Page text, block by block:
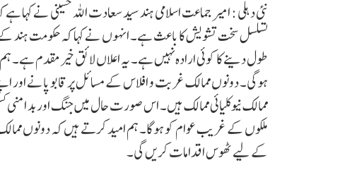
نئی دہلی : امیر جماعت اسلامی ہند سید سعادت اللہ حسینی نے کہا
تسلسل سخت تشویش کا باعث ہے۔ انہوں نے کہا کہ حکومت ہند
طول دینے کا کوئی ارادہ نہیں ہے۔ یہ اعلاں لائق خیرمقدم
ہوگی۔ دونوں ممالک غربت و افلاس کے مسائل پر قابو پانے اور
ممالک نیوکلیائی ممالک ہیں۔ اس صورت حال میں جنگ اور بد
ملکوں کے غریب عوام کو ہوگا۔ ہم امید کرتے ہیں کہ دونوں
کے لیے ٹھوس اقدامات کریں گی۔